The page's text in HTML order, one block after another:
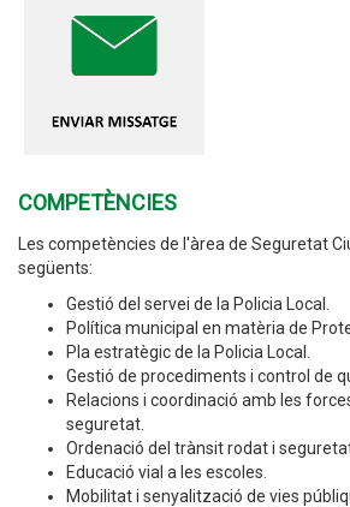
COMPETÈNCIES
Les competències de l'àrea de Seguretat
següents:
Gestió del servei de la Policia Local.
Política municipal en matèria de
Pla estratègic de la Policia Local.
Gestió de procediments i control de
Relacions i coordinació amb les
seguretat.
Ordenació del trànsit rodat i
Educació vial a les escoles.
Mobilitat i senyalització de vies